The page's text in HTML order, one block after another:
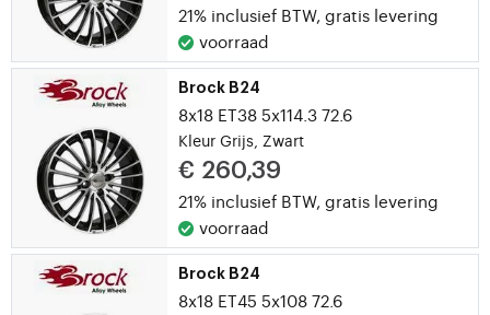
21% inclusief BTW, gratis levering
voorraad
Brock B24
8x18 ET38 5x114.3 72.6
Kleur Grijs, Zwart
€ 260,39
21% inclusief BTW, gratis levering
voorraad
Brock B24
8x18 ET45 5x108 72.6